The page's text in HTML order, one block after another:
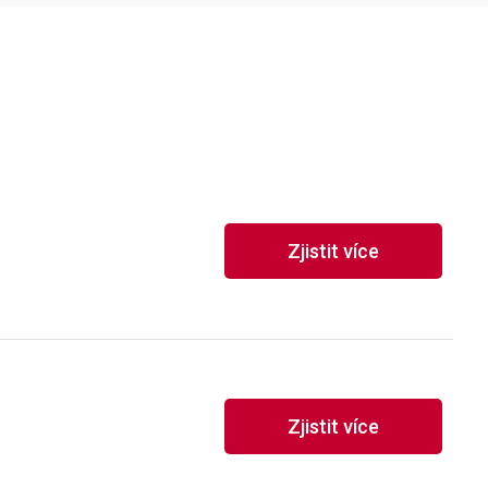
Zjistit více
Zjistit více